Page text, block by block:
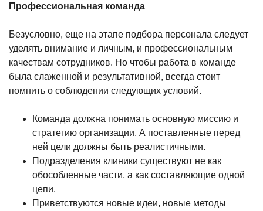
Профессиональная команда
Безусловно, еще на этапе подбора персонала следует
уделять внимание и личным, и профессиональным
качествам сотрудников. Но чтобы работа в команде
была слаженной и результативной, всегда стоит
помнить о соблюдении следующих условий.
Команда должна понимать основную миссию и
стратегию организации. А поставленные перед
ней цели должны быть реалистичными.
Подразделения клиники существуют не как
обособленные части, а как составляющие одной
цепи.
Приветствуются новые идеи, новые методы